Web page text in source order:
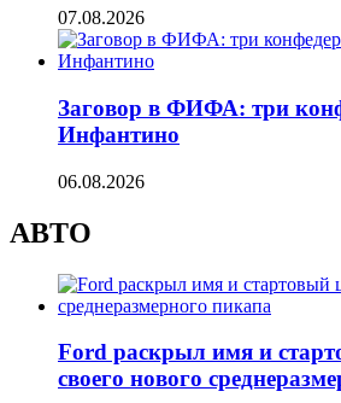
07.08.2026
Заговор в ФИФА: три
Инфантино
06.08.2026
АВТО
Ford раскрыл имя и
своего нового